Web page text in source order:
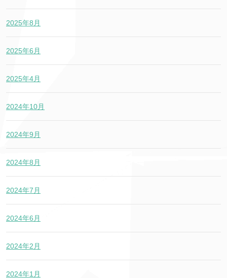
2025年8月
2025年6月
2025年4月
2024年10月
2024年9月
2024年8月
2024年7月
2024年6月
2024年2月
2024年1月